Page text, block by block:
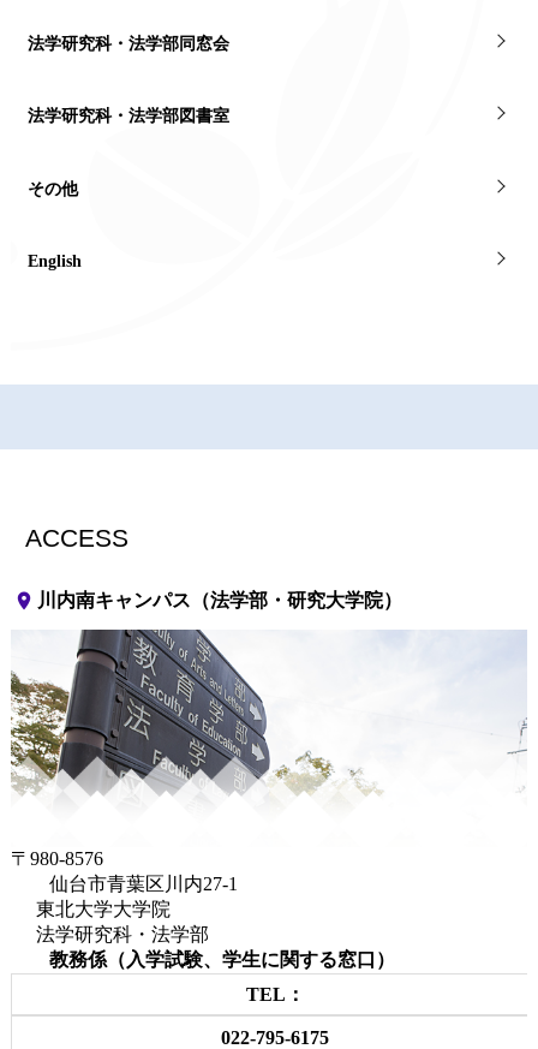
法学研究科・法学部同窓会
法学研究科・法学部図書室
その他
English
ACCESS
place 川内南キャンパス（法学部・研究大学院）
〒980-8576
仙台市青葉区川内27-1
東北大学大学院
法学研究科・法学部
教務係（入学試験、学生に関する窓口）
TEL：
022-795-6175